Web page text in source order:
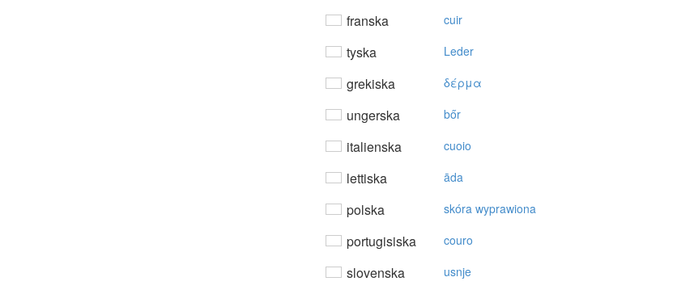
franska cuir
tyska Leder
grekiska δέρμα
ungerska bőr
italienska cuoio
lettiska āda
polska skóra wyprawiona
portugisiska couro
slovenska usnje